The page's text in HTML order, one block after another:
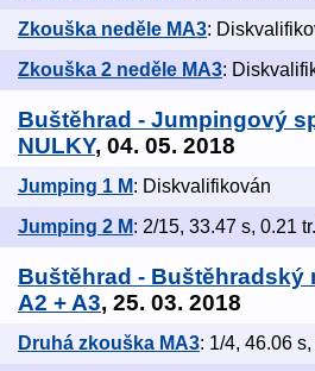
Zkouška neděle MA3:
Zkouška 2 neděle MA3:
Buštěhrad - Jumpingový
NULKY, 04. 05. 2018
Jumping 1 M: Diskvalifikován
Jumping 2 M: 2/15, 33.47 s, 0.21
Buštěhrad - Buštěhradský
A2 + A3, 25. 03. 2018
Druhá zkouška MA3: 1/4, 46.06